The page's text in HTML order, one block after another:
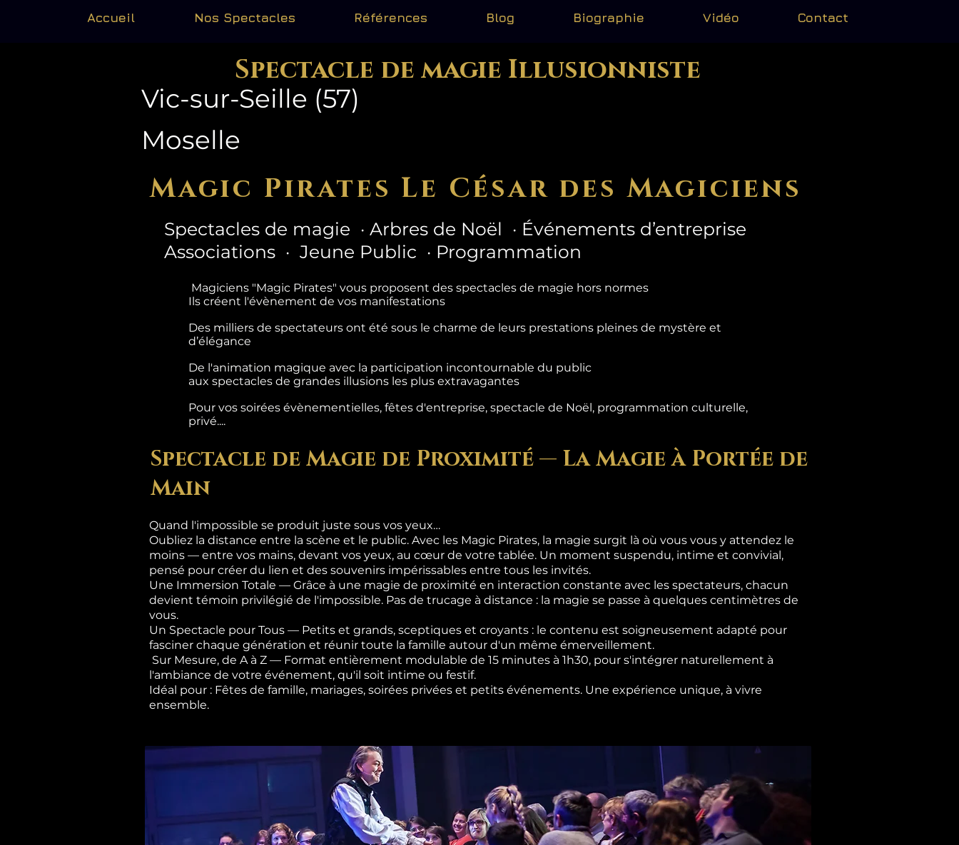
Accueil Nos Spectacles Références Blog Biographie Vidéo Contact
Spectacle de magie Illusionniste
Vic-sur-Seille (57)
Moselle
Magic Pirates Le César des Magiciens
Spectacles de magie · Arbres de Noël · Événements d’entreprise
Associations · Jeune Public · Programmation
Magiciens "Magic Pirates" vous proposent des spectacles de magie hors normes
Ils créent l'évènement de vos manifestations
Des milliers de spectateurs ont été sous le charme de leurs prestations pleines de mystère et
d’élégance
De l'animation magique avec la participation incontournable du public
aux spectacles de grandes illusions les plus extravagantes
Pour vos soirées évènementielles, fêtes d'entreprise, spectacle de Noël, programmation culturelle,
privé....
Spectacle de Magie de Proximité — La Magie à Portée de
Main
Quand l'impossible se produit juste sous vos yeux…
Oubliez la distance entre la scène et le public. Avec les Magic Pirates, la magie surgit là où vous vous y attendez le
moins — entre vos mains, devant vos yeux, au cœur de votre tablée. Un moment suspendu, intime et convivial,
pensé pour créer du lien et des souvenirs impérissables entre tous les invités.
Une Immersion Totale — Grâce à une magie de proximité en interaction constante avec les spectateurs, chacun
devient témoin privilégié de l'impossible. Pas de trucage à distance : la magie se passe à quelques centimètres de
vous.
Un Spectacle pour Tous — Petits et grands, sceptiques et croyants : le contenu est soigneusement adapté pour
fasciner chaque génération et réunir toute la famille autour d'un même émerveillement.
Sur Mesure, de A à Z — Format entièrement modulable de 15 minutes à 1h30, pour s'intégrer naturellement à
l'ambiance de votre événement, qu'il soit intime ou festif.
Idéal pour : Fêtes de famille, mariages, soirées privées et petits événements. Une expérience unique, à vivre
ensemble.